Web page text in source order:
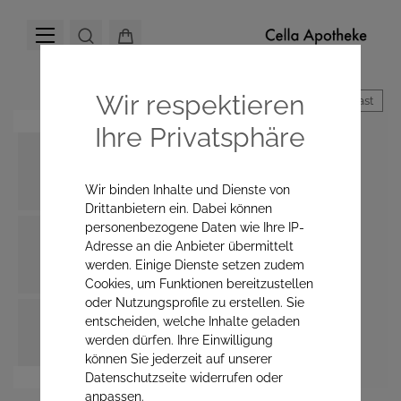
Hoher Kontrast
Wir respektieren
Ihre Privatsphäre
Wir binden Inhalte und Dienste von
Drittanbietern ein. Dabei können
personenbezogene Daten wie Ihre IP-
Adresse an die Anbieter übermittelt
werden. Einige Dienste setzen zudem
Cookies, um Funktionen bereitzustellen
oder Nutzungsprofile zu erstellen. Sie
entscheiden, welche Inhalte geladen
werden dürfen. Ihre Einwilligung
können Sie jederzeit auf unserer
Datenschutzseite widerrufen oder
anpassen.